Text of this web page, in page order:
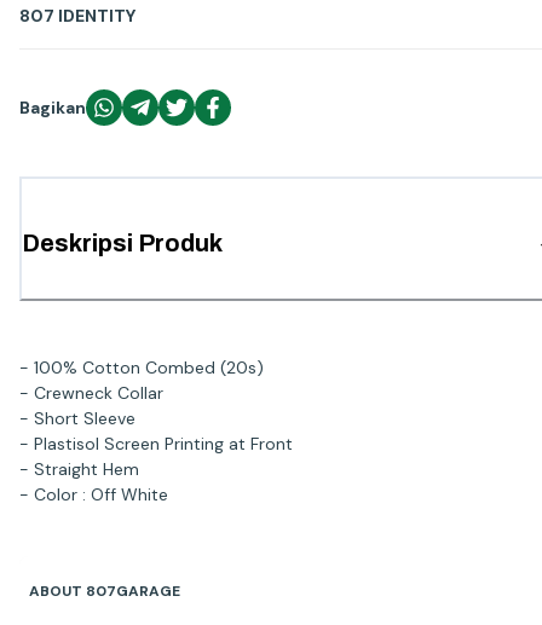
807 IDENTITY
Bagikan
Deskripsi Produk
- 100% Cotton Combed (20s)
- Crewneck Collar
- Short Sleeve
- Plastisol Screen Printing at Front
- Straight Hem
- Color : Off White
ABOUT 807GARAGE